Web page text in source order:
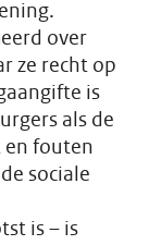
over
ze recht op
is
als de
en fouten
sociale
is – is